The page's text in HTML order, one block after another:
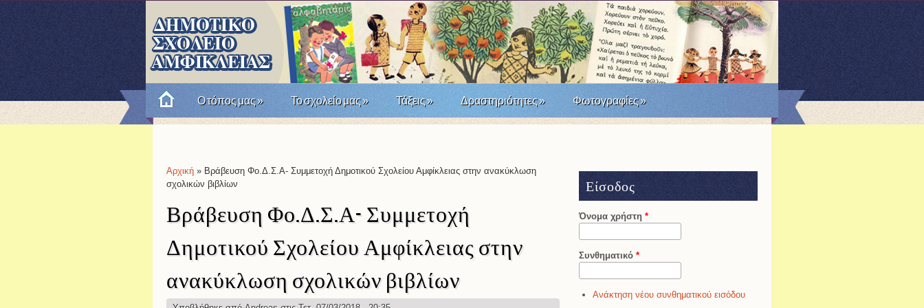
RSS Facebook Twitter
Ο τόπος μας» Το σχολείο μας» Τάξεις» Δραστηριότητες» Φωτογραφίες»
Είστε εδώ
Αρχική » Βράβευση Φο.Δ.Σ.Α- Συμμετοχή Δημοτικού Σχολείου Αμφίκλειας στην ανακύκλωση
σχολικών βιβλίων
Βράβευση Φο.Δ.Σ.Α- Συμμετοχή
Δημοτικού Σχολείου Αμφίκλειας στην
ανακύκλωση σχολικών βιβλίων
Είσοδος
Όνομα χρήστη *
Συνθηματικό *
Ανάκτηση νέου συνθηματικού εισόδου